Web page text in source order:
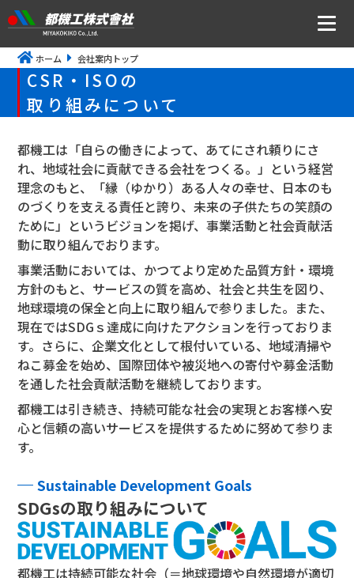
ニュース
会社案内
トップメッセージ・社是・経営理念
会社概要
沿革
事業所アクセス
CSR・ISOの取り組みについて
事業内容
TFPについて
取扱商品・メーカー
主力取扱商品一覧
取扱メーカー一覧
採用情報
会社を知る
ホーム 会社案内トップ
CSR・ISOの
取り組みについて
都機工は「自らの働きによって、あてにされ頼りにさ
れ、地域社会に貢献できる会社をつくる。」という経営
理念のもと、「縁（ゆかり）ある人々の幸せ、日本のも
のづくりを支える責任と誇り、未来の子供たちの笑顔の
ために」というビジョンを掲げ、事業活動と社会貢献活
動に取り組んでおります。
事業活動においては、かつてより定めた品質方針・環境
方針のもと、サービスの質を高め、社会と共生を図り、
地球環境の保全と向上に取り組んで参りました。また、
現在ではSDGｓ達成に向けたアクションを行っておりま
す。さらに、企業文化として根付いている、地域清掃や
ねこ募金を始め、国際団体や被災地への寄付や募金活動
を通した社会貢献活動を継続しております。
都機工は引き続き、持続可能な社会の実現とお客様へ安
心と信頼の高いサービスを提供するために努めて参りま
す。
Sustainable Development Goals
SDGsの取り組みについて
都機工は持続可能な社会（＝地球環境や自然環境が適切